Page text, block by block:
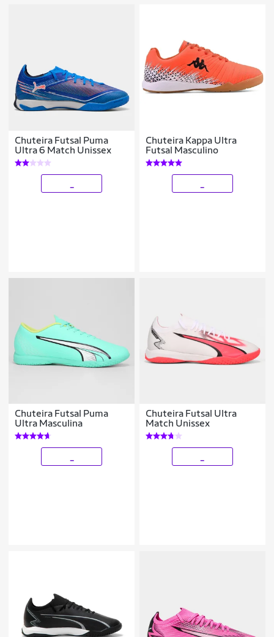
Chuteira Futsal Puma
Ultra 6 Match Unissex
Chuteira Kappa Ultra
Futsal Masculino
Chuteira Futsal Puma
Ultra Masculina
Chuteira Futsal Ultra
Match Unissex